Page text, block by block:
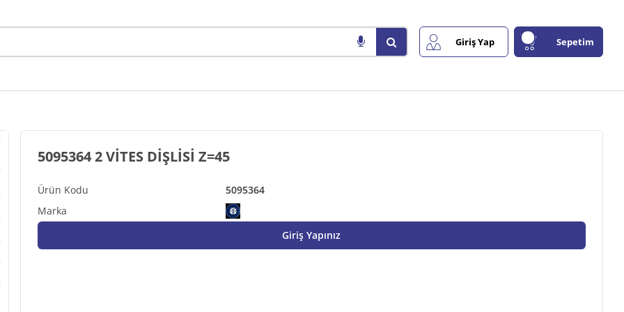
Giriş Yap Sepetim
5095364
5095364 2 VİTES DİŞLİSİ Z=45
Giriş Yapınız